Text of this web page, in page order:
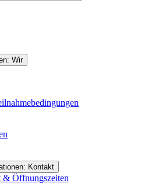
Wir
Kontakt
Öffnungszeiten